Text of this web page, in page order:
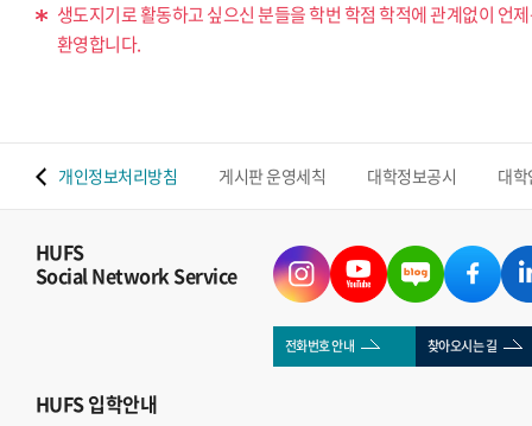
생도지기로 활동하고 싶으신 분들을 학번 학점 학적에 관계없이 언
환영합니다.
개인정보처리방침 게시판 운영세칙 대학정보공시 대
HUFS
Social Network Service
전화번호 안내 찾아오시는 길
HUFS입학안내